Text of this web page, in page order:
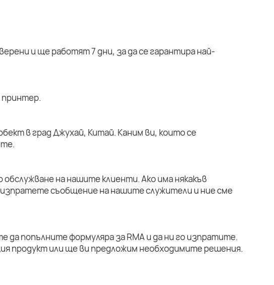
и ще работят 7 дни, за да се гарантира най-
принтер.
в град Джухай, Китай. Каним ви, които се
обслужване на нашите клиенти. Ако има някакъв
съобщение на нашите служители и ние сме
да попълните формуляра за RMA и да ни го изпратите.
продукт или ще ви предложим необходимите решения.